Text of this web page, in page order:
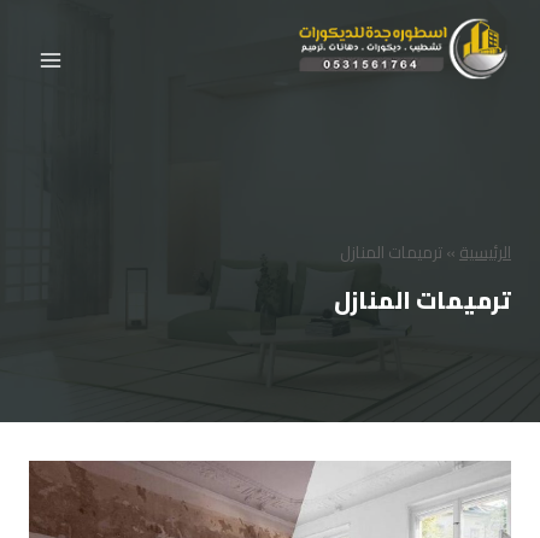
المحتوى
الرئيسية»ترميمات المنازل
ترميمات المنازل